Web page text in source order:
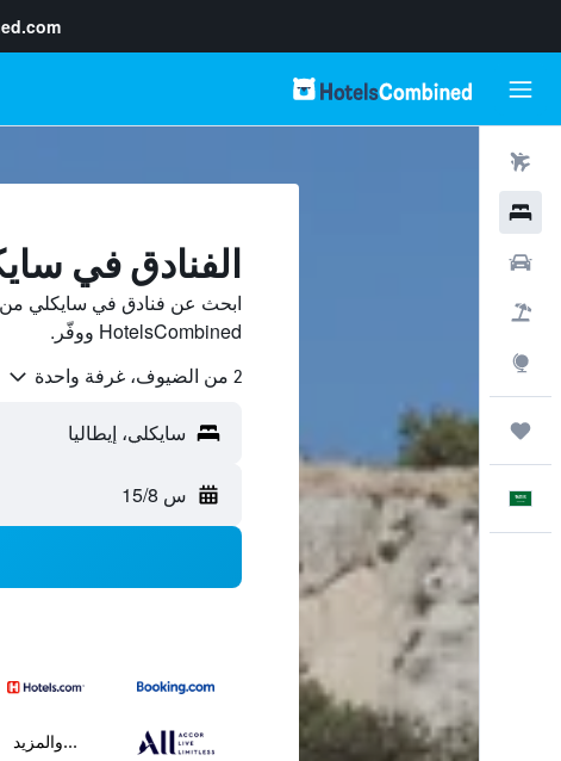
رحلات
العَرَبِيَّة
الفنادق في
ابحث عن فنادق في سايكلي من
HotelsCombined ووفّر.
2 من الضيوف، غرفة واحدة
س 15/8
...والمزيد